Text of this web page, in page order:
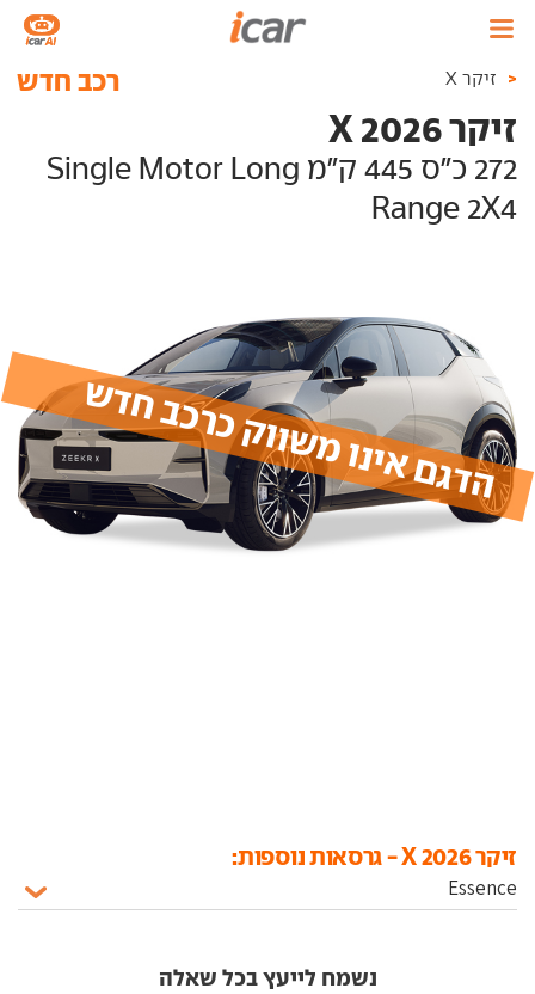
< זיקר X
הדגם אינו משווק כרכב חדש
זיקר X 2026
רכב חדש
272 כ"ס 445 ק"מ Single Motor Long
Range 2X4
זיקר X 2026 - גרסאות נוספות:
נשמח לייעץ בכל שאלה